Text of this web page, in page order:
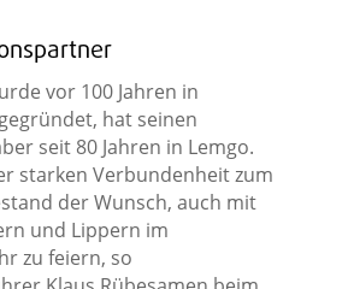
vor 100 Jahren in
hat seinen
seit 80 Jahren in Lemgo.
starken Verbundenheit zum
der Wunsch, auch mit
und Lippern im
zu feiern, so